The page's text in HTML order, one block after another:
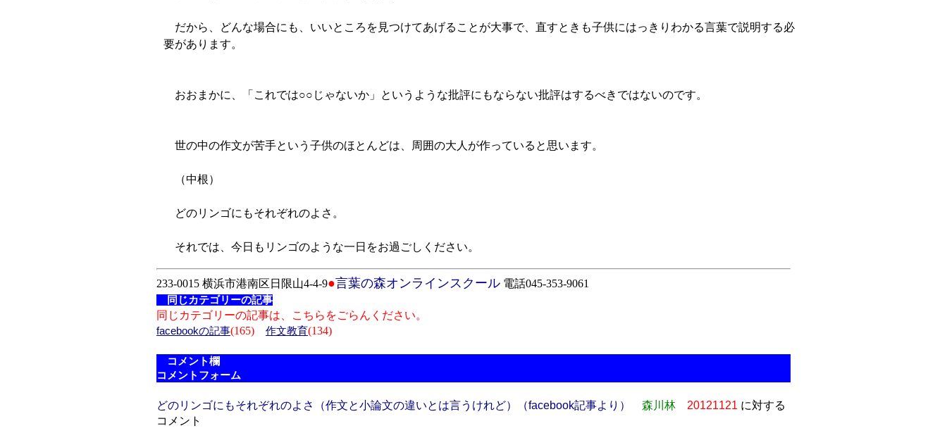
だから、どんな場合にも、いいところを見つけてあげることが大事で、直すときも子供にはっきりわかる言葉で説明する必
要があります。
おおまかに、「これでは○○じゃないか」というような批評にもならない批評はするべきではないのです。
世の中の作文が苦手という子供のほとんどは、周囲の大人が作っていると思います。
（中根）
どのリンゴにもそれぞれのよさ。
それでは、今日もリンゴのような一日をお過ごしください。
233-0015 横浜市港南区日限山4-4-9●言葉の森オンラインスクール 電話045-353-9061
同じカテゴリーの記事
同じカテゴリーの記事は、こちらをごらんください。
facebookの記事(165) 作文教育(134)
コメント欄
コメントフォーム
どのリンゴにもそれぞれのよさ（作文と小論文の違いとは言うけれど）（facebook記事より） 森川林 20121121 に対する
コメント